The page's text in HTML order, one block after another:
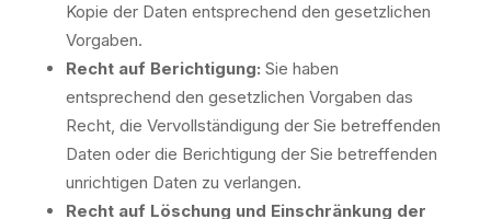
Kopie der Daten entsprechend den gesetzlichen
Vorgaben.
Recht auf Berichtigung: Sie haben
entsprechend den gesetzlichen Vorgaben das
Recht, die Vervollständigung der Sie betreffenden
Daten oder die Berichtigung der Sie betreffenden
unrichtigen Daten zu verlangen.
Recht auf Löschung und Einschränkung der